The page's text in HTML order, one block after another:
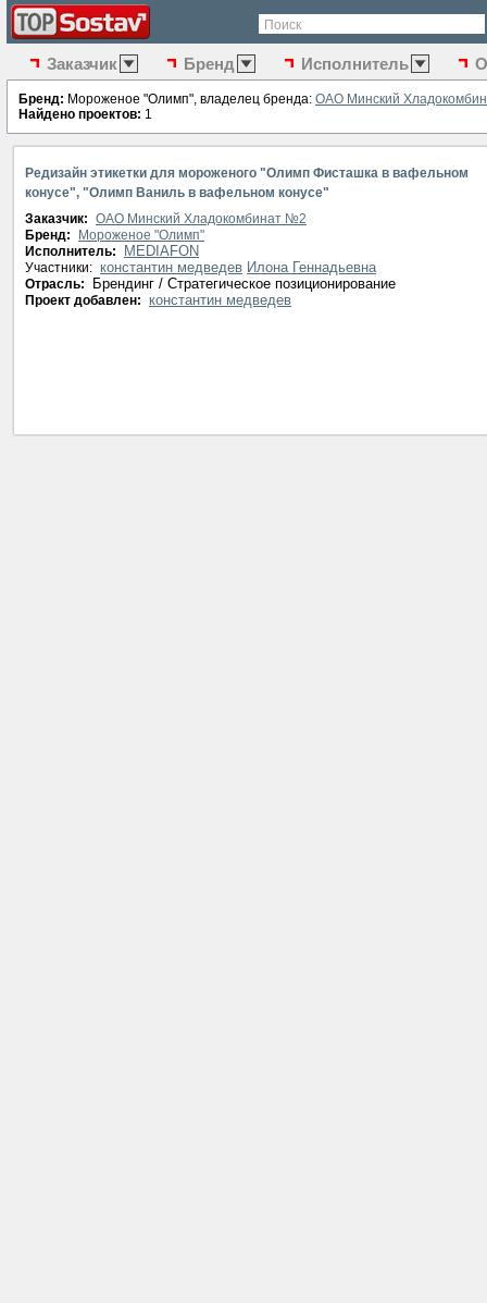
Поиск
Заказчик Бренд Исполнитель
Бренд: Мороженое "Олимп", владелец бренда: ОАО Минский
Найдено проектов: 1
Редизайн этикетки для мороженого "Олимп Фисташка в вафельном
конусе", "Олимп Ваниль в вафельном конусе"
Заказчик: ОАО Минский Хладокомбинат №2
Бренд:
Мороженое "Олимп"
Исполнитель:
MEDIAFON
Участники: константин медведев Илона Геннадьевна
Отрасль: Брендинг / Стратегическое позиционирование
Проект добавлен: константин медведев